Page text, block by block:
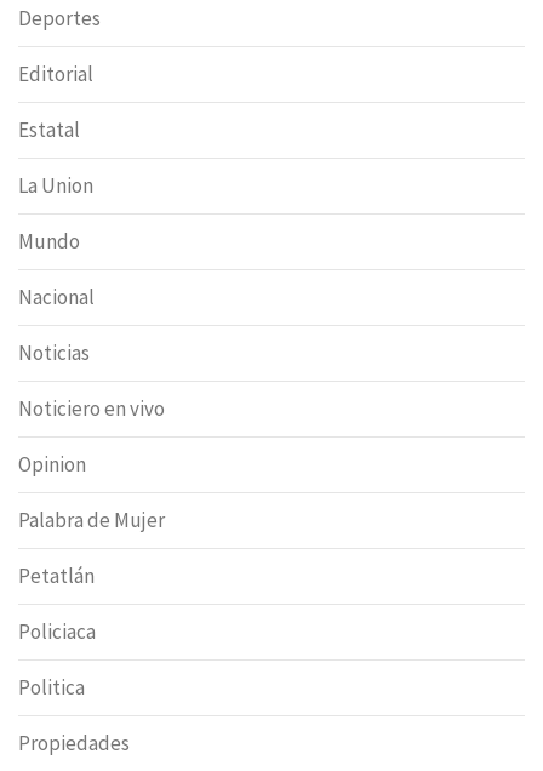
Deportes
Editorial
Estatal
La Union
Mundo
Nacional
Noticias
Noticiero en vivo
Opinion
Palabra de Mujer
Petatlán
Policiaca
Politica
Propiedades